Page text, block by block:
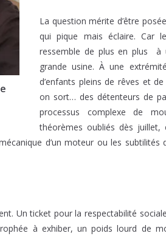
La question mérite d’être
qui pique mais éclaire. Car
ressemble de plus en plus à
grande usine. À une
d’enfants pleins de rêves et
on sort… des détenteurs de
processus complexe de
théorèmes oubliés dès juillet,
d’un moteur ou les
Un ticket pour la respectabilité
à exhiber, un poids lourd de